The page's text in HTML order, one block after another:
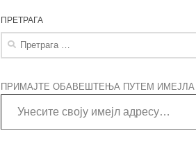
ПРЕТРАГА
Претрага
ПРИМАЈТЕ ОБАВЕШТЕЊА ПУТЕМ ИМЕЈЛА .
Унесите своју имејл адресу…